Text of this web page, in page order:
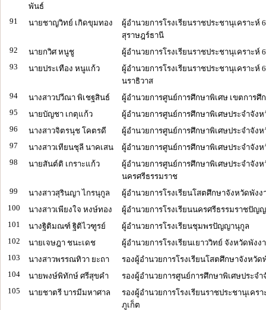
พันธ์
91 นายชาญวิทย์ เกิดขุมทอง
ผู้อำนวยการโรงเรียนราชประชานุเคราะห์
สุราษฎร์ธานี
92
นายกวิศ หนูชู
ผู้อำนวยการโรงเรียนราชประชานุเคราะห์
93
นายประเทือง หนูแก้ว
ผู้อำนวยการโรงเรียนราชประชานุเคราะห์
นราธิวาส
94
นางสาวปวีณา พิเชฐสินธ์
ผู้อำนวยการศูนย์การศึกษาพิเศษ เขตการศึ
95
นายบัญชา เกตุแก้ว
ผู้อำนวยการศูนย์การศึกษาพิเศษประจำจัง
96
นางสาวจิตรนุช โคตรดี
ผู้อำนวยการศูนย์การศึกษาพิเศษประจำจังห
97
นางสาวเทียนชุลี นาคเสน
ผู้อำนวยการศูนย์การศึกษาพิเศษประจำจัง
98
นายสันต์ติ เกราะแก้ว
ผู้อำนวยการศูนย์การศึกษาพิเศษประจำจังห
นครศรีธรรมราช
99
นางสาวสุรินญา ไกรนุกูล
ผู้อำนวยการโรงเรียนโสตศึกษาจังหวัดพังง
100
นางสาวเพียงใจ หงษ์ทอง
ผู้อำนวยการโรงเรียนนครศรีธรรมราชปัญ
101
นางฐิติมณฑ์ ฐิติไวฑูรย์
ผู้อำนวยการโรงเรียนชุมพรปัญญานุกูล
102
นายเจษฎา ชนะเดช
ผู้อำนวยการโรงเรียนเยาววิทย์ จังหวัดพังงา
103
นางสาวพรรณทิวา ยะถา
รองผู้อำนวยการโรงเรียนโสตศึกษาจังหวัด
104
นายพงษ์พิทักษ์ ศรีสุขคำ
รองผู้อำนวยการศูนย์การศึกษาพิเศษประจำ
105
นายชาตรี บารมีมหาศาล
รองผู้อำนวยการโรงเรียนราชประชานุเคร
ภูเก็ต